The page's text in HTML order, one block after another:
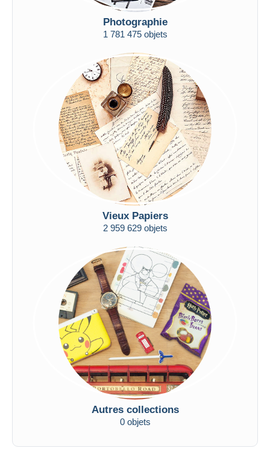
Photographie
1 781 475 objets
Vieux Papiers
2 959 629 objets
Autres collections
0 objets